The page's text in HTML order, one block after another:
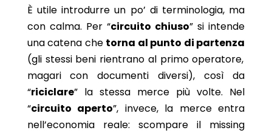
È utile introdurre un po’ di terminologia, ma
con calma. Per “circuito chiuso” si intende
una catena che torna al punto di partenza
(gli stessi beni rientrano al primo operatore,
magari con documenti diversi), così da
“riciclare” la stessa merce più volte. Nel
“circuito aperto”, invece, la merce entra
nell’economia reale: scompare il missing